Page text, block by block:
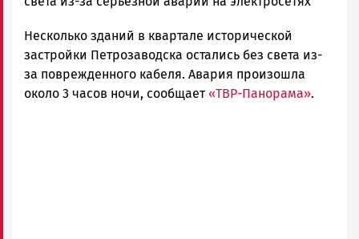
и
Карелии
|
Петрозаводск
Несколько зданий в квартале исторической
застройки Петрозаводска остались без света из-
за поврежденного кабеля. Авария произошла
около 3 часов ночи, сообщает«ТВР-Панорама».